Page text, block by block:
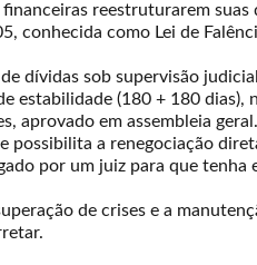
reestruturarem suas
conhecida como Lei de
dívidas sob supervisão
estabilidade (180 + 180 dias),
aprovado em assembleia geral.
possibilita a renegociação
por um juiz para que tenha
de crises e a